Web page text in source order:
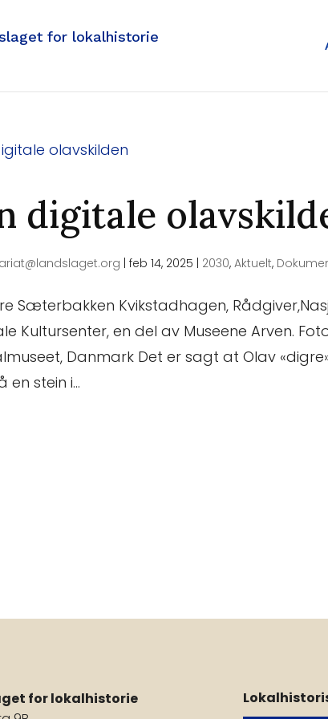
digitale
|feb 14, 2025 2030,Aktuelt,
Sæterbakken Kvikstadhagen,
Kultursenter, en del av Museene Arven.
Danmark Det er sagt at Olav
en stein i...
for lokalhistorie